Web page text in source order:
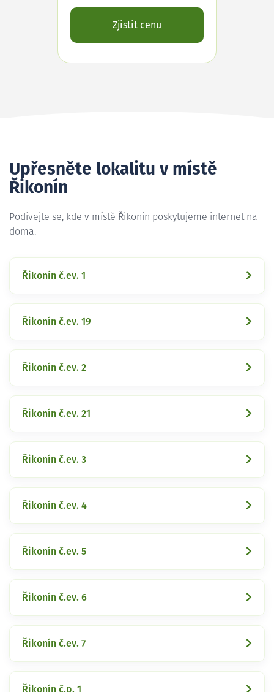
Zjistit cenu
Upřesněte lokalitu v místě
Řikonín
Podívejte se, kde v místě Řikonín poskytujeme internet na
doma.
Řikonín č.ev. 1
Řikonín č.ev. 19
Řikonín č.ev. 2
Řikonín č.ev. 21
Řikonín č.ev. 3
Řikonín č.ev. 4
Řikonín č.ev. 5
Řikonín č.ev. 6
Řikonín č.ev. 7
Řikonín č.p. 1